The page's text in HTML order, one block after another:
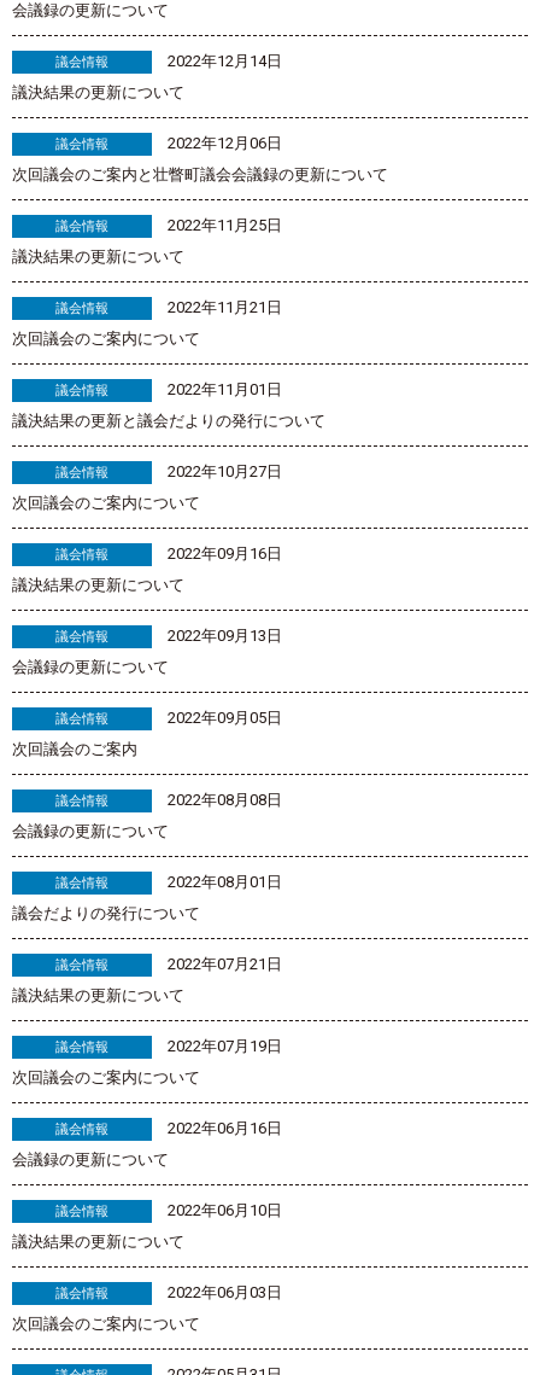
会議録の更新について
議会情報
2022年12月14日
議決結果の更新について
議会情報
2022年12月06日
次回議会のご案内と壮瞥町議会会議録の更新について
議会情報
2022年11月25日
議決結果の更新について
議会情報
2022年11月21日
次回議会のご案内について
議会情報
2022年11月01日
議決結果の更新と議会だよりの発行について
議会情報
2022年10月27日
次回議会のご案内について
議会情報
2022年09月16日
議決結果の更新について
議会情報
2022年09月13日
会議録の更新について
議会情報
2022年09月05日
次回議会のご案内
議会情報
2022年08月08日
会議録の更新について
議会情報
2022年08月01日
議会だよりの発行について
議会情報
2022年07月21日
議決結果の更新について
議会情報
2022年07月19日
次回議会のご案内について
議会情報
2022年06月16日
会議録の更新について
議会情報
2022年06月10日
議決結果の更新について
議会情報
2022年06月03日
次回議会のご案内について